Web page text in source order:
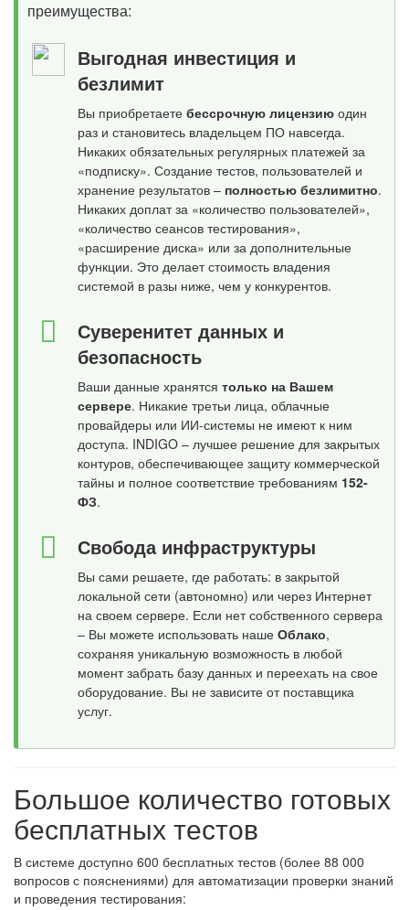
преимущества:
Выгодная инвестиция и
безлимит
Вы приобретаете бессрочную лицензию один
раз и становитесь владельцем ПО навсегда.
Никаких обязательных регулярных платежей за
«подписку». Создание тестов, пользователей и
хранение результатов – полностью безлимитно.
Никаких доплат за «количество пользователей»,
«количество сеансов тестирования»,
«расширение диска» или за дополнительные
функции. Это делает стоимость владения
системой в разы ниже, чем у конкурентов.
Суверенитет данных и
безопасность
Ваши данные хранятся только на Вашем
сервере. Никакие третьи лица, облачные
провайдеры или ИИ-системы не имеют к ним
доступа. INDIGO – лучшее решение для закрытых
контуров, обеспечивающее защиту коммерческой
тайны и полное соответствие требованиям 152-
ФЗ.
Свобода инфраструктуры
Вы сами решаете, где работать: в закрытой
локальной сети (автономно) или через Интернет
на своем сервере. Если нет собственного сервера
– Вы можете использовать наше Облако,
сохраняя уникальную возможность в любой
момент забрать базу данных и переехать на свое
оборудование. Вы не зависите от поставщика
услуг.
Большое количество готовых
бесплатных тестов
В системе доступно 600 бесплатных тестов (более 88 000
вопросов с пояснениями) для автоматизации проверки знаний
и проведения тестирования: